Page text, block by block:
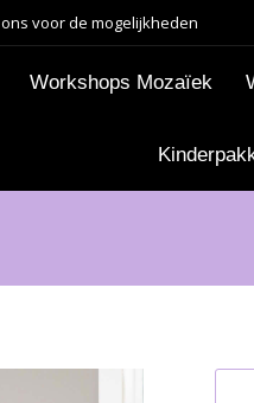
voor de mogelijkheden
Workshops Mozaïek